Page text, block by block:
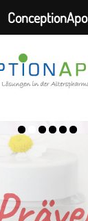
ConceptionApo